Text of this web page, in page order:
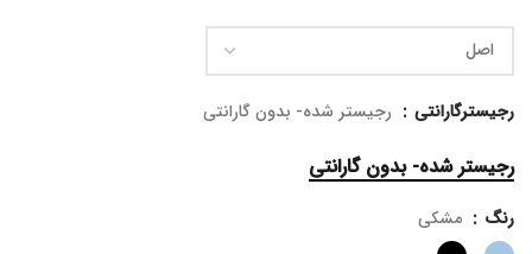
رجیسترگارانتی رجیستر شده- بدون گارانتی
رجیستر شده- بدون گارانتی
رنگ مشکی